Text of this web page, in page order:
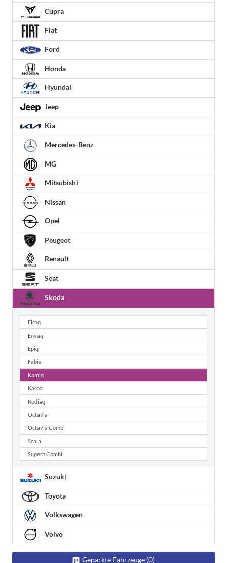
Cupra
Fiat
Ford
Honda
Hyundai
Jeep
Kia
Mercedes-Benz
MG
Mitsubishi
Nissan
Opel
Peugeot
Renault
Seat
Skoda
Elroq
Enyaq
Epiq
Fabia
Kamiq
Karoq
Kodiaq
Octavia
Octavia Combi
Scala
Superb Combi
Suzuki
Toyota
Volkswagen
Volvo
Geparkte Fahrzeuge (0)